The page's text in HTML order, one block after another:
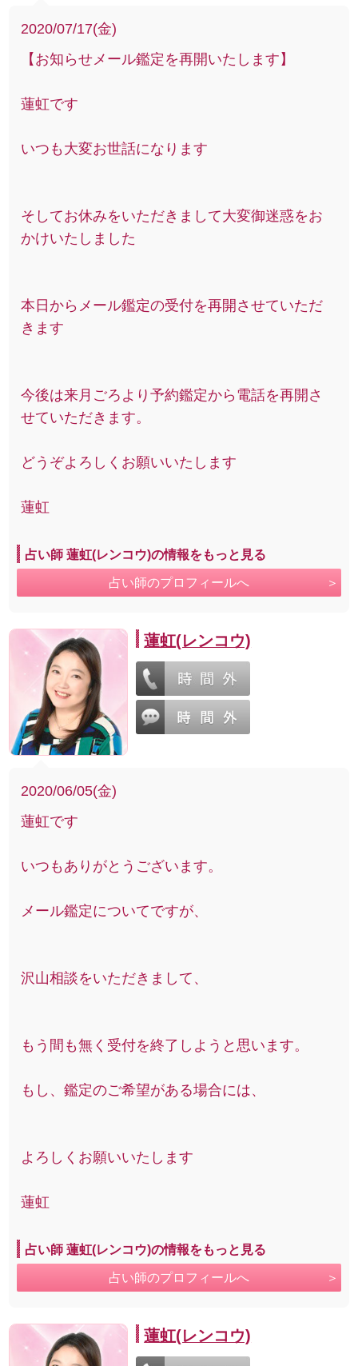
2020/07/17(金)
【お知らせメール鑑定を再開いたします】
蓮虹です
いつも大変お世話になります
そしてお休みをいただきまして大変御迷惑をお
かけいたしました
本日からメール鑑定の受付を再開させていただ
きます
今後は来月ごろより予約鑑定から電話を再開さ
せていただきます。
どうぞよろしくお願いいたします
蓮虹
占い師 蓮虹(レンコウ)の情報をもっと見る
占い師のプロフィールへ
蓮虹(レンコウ)
2020/06/05(金)
蓮虹です
いつもありがとうございます。
メール鑑定についてですが、
沢山相談をいただきまして、
もう間も無く受付を終了しようと思います。
もし、鑑定のご希望がある場合には、
よろしくお願いいたします
蓮虹
占い師 蓮虹(レンコウ)の情報をもっと見る
占い師のプロフィールへ
蓮虹(レンコウ)